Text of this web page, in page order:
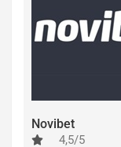
Novibet
4,5/5